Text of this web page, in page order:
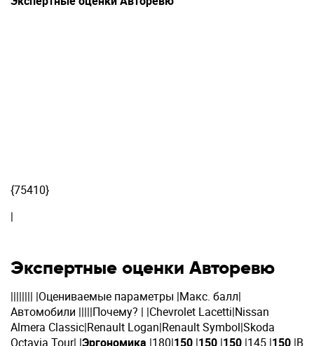
{75410}
|
Экспертные оценки Авторевю
|||||||| |Оцениваемые параметры |Макс. балл|
Автомобили |||||Почему? | |Chevrolet Lacetti|Nissan
Almera Classic|Renault Logan|Renault Symbol|Skoda
Octavia Tour| |Эргономика |180|150 |150 |150 |145 |150 |В